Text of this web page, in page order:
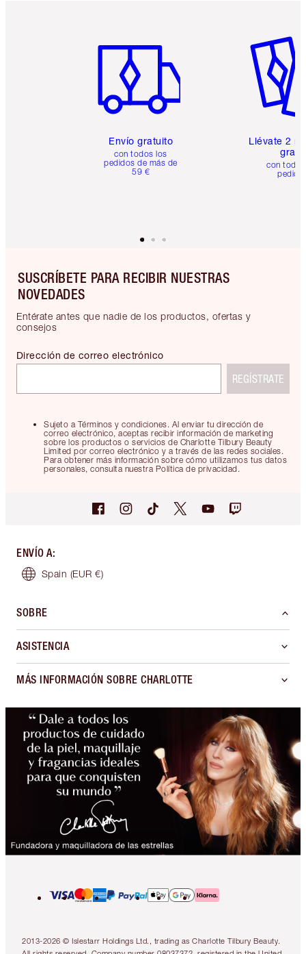
Envío gratuito
con todos los
pedidos de más de
59 €
Llévate 2
gratis
con
SUSCRÍBETE PARA RECIBIR NUESTRAS
NOVEDADES
Entérate antes que nadie de los productos, ofertas y
consejos
Sujeto a Términos y condiciones. Al enviar tu dirección de
correo electrónico, aceptas recibir información de marketing
sobre los productos o servicios de Charlotte Tilbury Beauty
Limited por correo electrónico y a través de las redes sociales.
Para obtener más información sobre cómo utilizamos tus datos
personales, consulta nuestra Política de privacidad.
Dirección de correo electrónico
REGÍSTRATE
ENVÍO A:
Spain (EUR €)
SOBRE
ASISTENCIA
MÁS INFORMACIÓN SOBRE CHARLOTTE
2013-2026 © Islestarr Holdings Ltd., trading as Charlotte Tilbury Beauty.